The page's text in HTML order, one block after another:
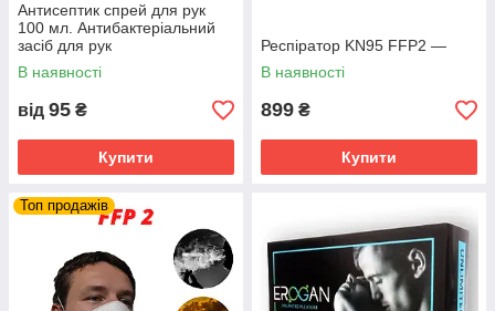
Антисептик спрей для рук
100 мл. Антибактеріальний
засіб для рук
В наявності
від 95 ₴
Купити
Респіратор KN95 FFP2 —
В наявності
899 ₴
Купити
Топ продажів